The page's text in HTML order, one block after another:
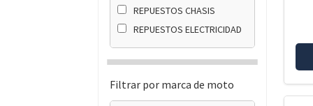
REPUESTOS CHASIS
REPUESTOS ELECTRICIDAD
Filtrar por marca de moto